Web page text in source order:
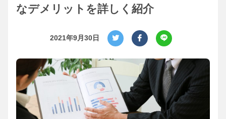
なデメリットを詳しく紹介
2021年9月30日